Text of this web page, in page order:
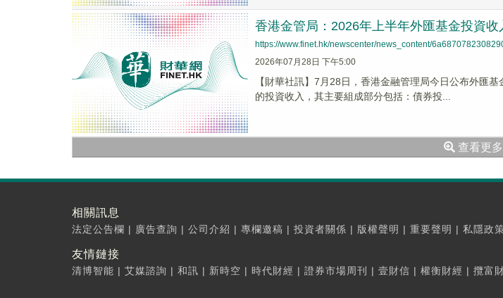
香港金管局：2026年上半年外匯基金投資收
https://www.finet.hk/newscenter/news_content/
2026年07月28日 下午5:00
【財華社訊】7月28日，香港金融管理局今日公布外匯
的投資收入，其主要組成部分包括：債券投...
查看更多
相關訊息
法定公告欄 | 廣告查詢 | 公司介紹 | 專欄邀稿 | 投資者關係 | 版權聲明 | 重要聲明 | 私隱政
友情鏈接
清博智能 | 艾媒諮詢 | 和訊 | 新時空 | 時代財經 | 證券市場周刊 | 壹財信 | 權衡財經 | 攬富